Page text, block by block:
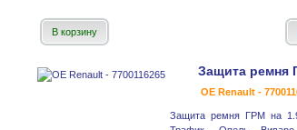
В корзину
Защита ремня
OE Renault -
Защита ремня ГРМ на